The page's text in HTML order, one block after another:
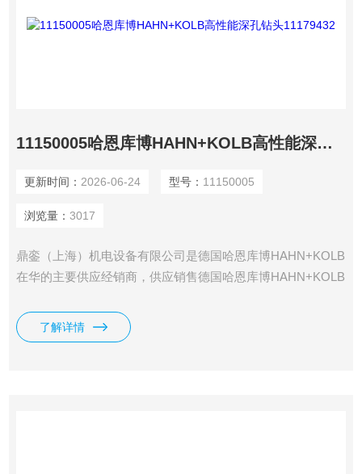
11150005哈恩库博HAHN+KOLB高性能深孔钻头11179432
更新时间： 2026-06-24 型号： 11150005
浏览量： 3017
鼎銮（上海）机电设备有限公司是德国哈恩库博HAHN+KOLB
在华的主要供应经销商，供应销售德国哈恩库博HAHN+KOLB
具、打磨、化工品、电动工具、气动工具等全系列哈恩库博
HAHN+KOLB产品。哈恩库博HAHN+KOLB高性能深孔钻头
了解详情